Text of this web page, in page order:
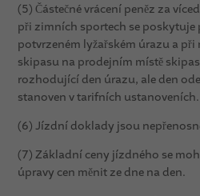
(5) Částečné vrácení peněz za
při zimních sportech se poskytuje
potvrzeném lyžařském úrazu a
skipasu na prodejním místě
rozhodující den úrazu, ale den
stanoven v tarifních ustanoveních.
(6) Jízdní doklady jsou
(7) Základní ceny jízdného se
úpravy cen měnit ze dne na den.